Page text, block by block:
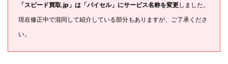
「スピード買取.jp」は「バイセル」にサービス名称を変更しました。
現在修正中で混同して紹介している部分もありますが、ご了承くださ
い。